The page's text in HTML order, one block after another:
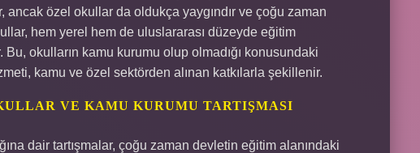
özel okullar da oldukça yaygındır ve çoğu zaman
hem yerel hem de uluslararası düzeyde eğitim
okulların kamu kurumu olup olmadığı konusundaki
kamu ve özel sektörden alınan katkılarla şekillenir.
VE KAMU KURUMU TARTIŞMASI
dair tartışmalar, çoğu zaman devletin eğitim alanındaki